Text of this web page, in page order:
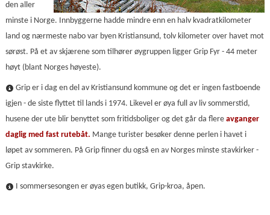
den aller
minste i Norge. Innbyggerne hadde mindre enn en halv kvadratkilometer
land og nærmeste nabo var byen Kristiansund, tolv kilometer over havet mot
sørøst. På et av skjærene som tilhører øygruppen ligger Grip Fyr - 44 meter
høyt (blant Norges høyeste).
Grip er i dag en del av Kristiansund kommune og det er ingen fastboende
igjen - de siste flyttet til lands i 1974. Likevel er øya full av liv sommerstid,
husene der ute blir benyttet som fritidsboliger og det går da flere avganger
daglig med fast rutebåt. Mange turister besøker denne perlen i havet i
løpet av sommeren. På Grip finner du også en av Norges minste stavkirker -
Grip stavkirke.
I sommersesongen er øyas egen butikk, Grip-kroa, åpen.